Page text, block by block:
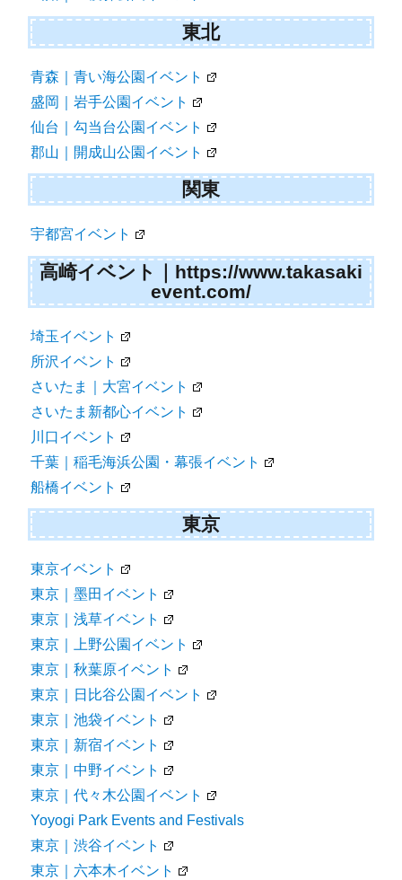
東北
青森｜青い海公園イベント
盛岡｜岩手公園イベント
仙台｜勾当台公園イベント
郡山｜開成山公園イベント
関東
宇都宮イベント
高崎イベント｜https://www.takasaki
event.com/
埼玉イベント
所沢イベント
さいたま｜大宮イベント
さいたま新都心イベント
川口イベント
千葉｜稲毛海浜公園・幕張イベント
船橋イベント
東京
東京イベント
東京｜墨田イベント
東京｜浅草イベント
東京｜上野公園イベント
東京｜秋葉原イベント
東京｜日比谷公園イベント
東京｜池袋イベント
東京｜新宿イベント
東京｜中野イベント
東京｜代々木公園イベント
Yoyogi Park Events and Festivals
東京｜渋谷イベント
東京｜六本木イベント